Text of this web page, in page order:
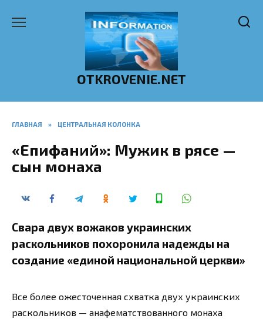
OTKROVENIE.NET
ГЛАВНАЯ » ЦЕНТРАЛЬНАЯ КОЛОНКА
«Епифаний»: Мужик в рясе —
сын монаха
Свара двух вожаков украинских
раскольников похоронила надежды на
создание «единой национальной церкви»
Все более ожесточенная схватка двух украинских
раскольников — анафематствованного монаха